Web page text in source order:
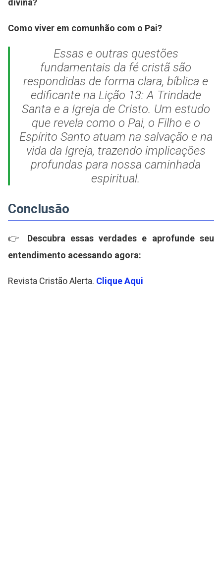
divina?
Como viver em comunhão com o Pai?
Essas e outras questões
fundamentais da fé cristã são
respondidas de forma clara, bíblica e
edificante na Lição 13: A Trindade
Santa e a Igreja de Cristo. Um estudo
que revela como o Pai, o Filho e o
Espírito Santo atuam na salvação e na
vida da Igreja, trazendo implicações
profundas para nossa caminhada
espiritual.
Conclusão
👉 Descubra essas verdades e aprofunde seu
entendimento acessando agora:
Revista Cristão Alerta. Clique Aqui